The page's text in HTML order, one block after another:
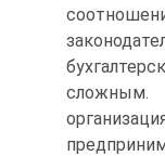
сложным.